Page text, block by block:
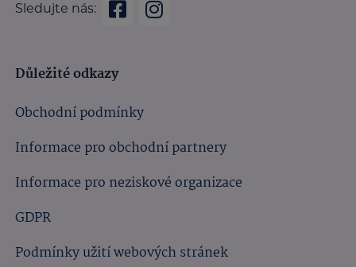
Sledujte nás:
Důležité odkazy
Obchodní podmínky
Informace pro obchodní partnery
Informace pro neziskové organizace
GDPR
Podmínky užití webových stránek